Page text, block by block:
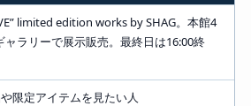
limited edition works by SHAG。本館4
ャラリーで展示販売。最終日は16:00終
限定アイテムを見たい人